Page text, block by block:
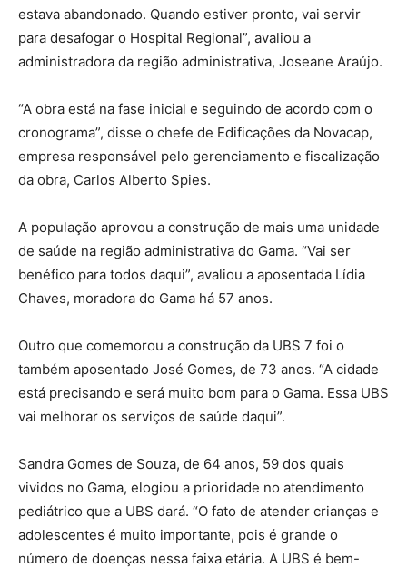
estava abandonado. Quando estiver pronto, vai servir
para desafogar o Hospital Regional”, avaliou a
administradora da região administrativa, Joseane Araújo.
“A obra está na fase inicial e seguindo de acordo com o
cronograma”, disse o chefe de Edificações da Novacap,
empresa responsável pelo gerenciamento e fiscalização
da obra, Carlos Alberto Spies.
A população aprovou a construção de mais uma unidade
de saúde na região administrativa do Gama. “Vai ser
benéfico para todos daqui”, avaliou a aposentada Lídia
Chaves, moradora do Gama há 57 anos.
Outro que comemorou a construção da UBS 7 foi o
também aposentado José Gomes, de 73 anos. “A cidade
está precisando e será muito bom para o Gama. Essa UBS
vai melhorar os serviços de saúde daqui”.
Sandra Gomes de Souza, de 64 anos, 59 dos quais
vividos no Gama, elogiou a prioridade no atendimento
pediátrico que a UBS dará. “O fato de atender crianças e
adolescentes é muito importante, pois é grande o
número de doenças nessa faixa etária. A UBS é bem-